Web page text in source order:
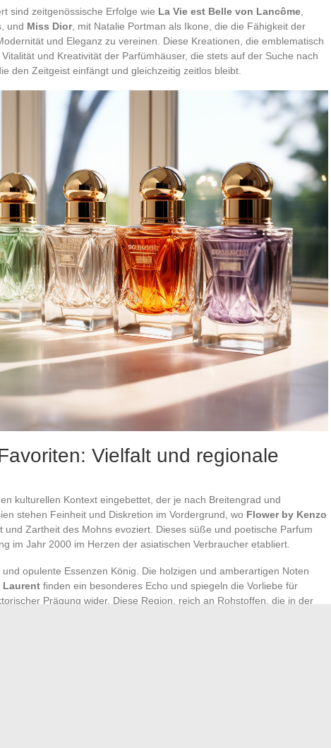
sind zeitgenössische Erfolge wie La Vie est Belle von Lancôme
und Miss Dior, mit Natalie Portman als Ikone, die die Fähigkeit der
und Eleganz zu vereinen. Diese Kreationen, die emblematisch
und Kreativität der Parfümhäuser, die stets auf der Suche nach
den Zeitgeist einfängt und gleichzeitig zeitlos bleibt.
Vielfalt und regionale
kulturellen Kontext eingebettet, der je nach Breitengrad und
stehen Feinheit und Diskretion im Vordergrund, wo Flower by Kenzo
und Zartheit des Mohns evoziert. Dieses süße und poetische Parfum
im Jahr 2000 im Herzen der asiatischen Verbraucher etabliert.
opulente Essenzen König. Die holzigen und amberartigen Noten
Laurent finden ein besonderes Echo und spiegeln die Vorliebe für
Prägung wider. Diese Region, reich an Rohstoffen, die in der